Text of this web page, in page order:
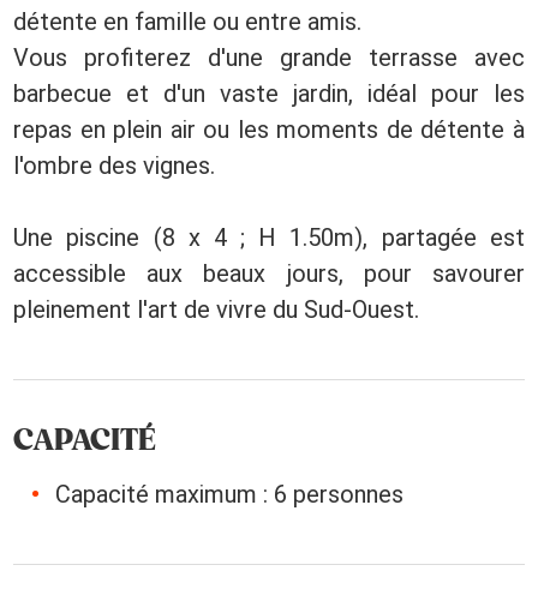
détente en famille ou entre amis.
Vous profiterez d'une grande terrasse avec
barbecue et d'un vaste jardin, idéal pour les
repas en plein air ou les moments de détente à
l'ombre des vignes.
Une piscine (8 x 4 ; H 1.50m), partagée est
accessible aux beaux jours, pour savourer
pleinement l'art de vivre du Sud-Ouest.
CAPACITÉ
Capacité maximum : 6 personnes